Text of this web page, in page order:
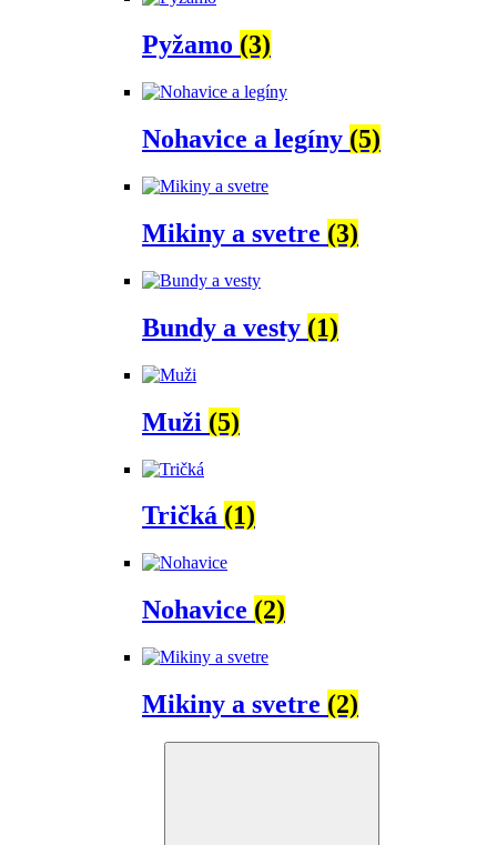
Pyžamo (3)
Nohavice a legíny (5)
Mikiny a svetre (3)
Bundy a vesty (1)
Muži (5)
Tričká (1)
Nohavice (2)
Mikiny a svetre (2)